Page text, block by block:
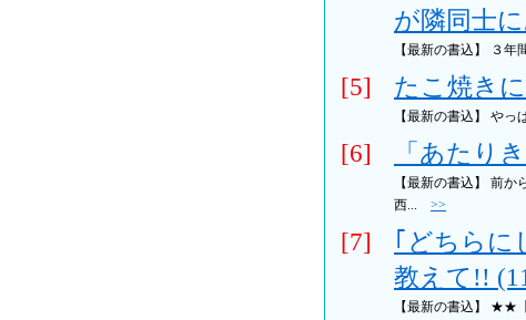
が隣同士
【最新の書込】 ３
[5] たこ焼き
【最新の書込】 や
[6] 「あたり
【最新の書込】 前
西... >>
[7]
｢どちらに
教えて!!
【最新の書込】 ★★